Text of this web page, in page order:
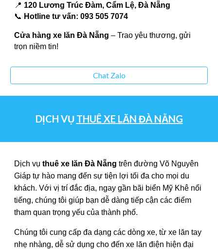
📍 120 Lương Trúc Đàm, Cẩm Lệ, Đà Nẵng
📞 Hotline tư vấn: 093 505 7074
Cửa hàng xe lăn Đà Nẵng – Trao yêu thương, gửi
trọn niềm tin!
Chat Zalo
DỊCH VỤ THUÊ XE LĂN ĐÀ NẴNG
Dịch vụthuê xe lăn Đà Nẵng trên đường Võ Nguyên
Giáp tự hào mang đến sự tiện lợi tối đa cho mọi du
khách. Với vị trí đắc địa, ngay gần bãi biển Mỹ Khê nổi
tiếng, chúng tôi giúp bạn dễ dàng tiếp cận các điểm
tham quan trọng yếu của thành phố.
Chúng tôi cung cấp đa dạng các dòng xe, từ xe lăn tay
nhẹ nhàng, dễ sử dụng cho đến xe lăn điện hiện đại